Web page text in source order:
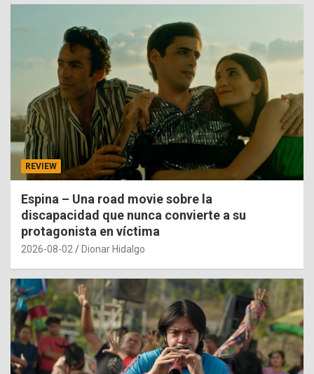
REVIEW
Espina – Una road movie sobre la
discapacidad que nunca convierte a su
protagonista en víctima
2026-08-02 Dionar Hidalgo